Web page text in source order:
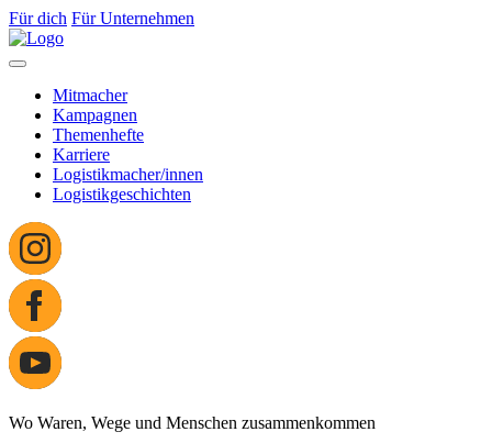
Für dich Für Unternehmen
Mitmacher
Kampagnen
Themenhefte
Karriere
Logistikmacher/innen
Logistikgeschichten
Wo Waren, Wege und Menschen zusammenkommen